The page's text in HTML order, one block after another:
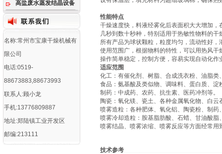
高盐废水蒸发结晶设备
名称:常州市宝康干燥机械有
限公司
电话:0519-
88673883,88673993
联系人:顾小龙
手机:13776809887
地址:郑陆镇工业开发区
邮编:213111
性能特点
干燥速度快，料液经雾化后表面积大大增加
几秒到数十秒种，特别适用于热敏性物料的干
所有产品为球状颗粒，粒度均匀，流动性好
使用范围广，根据物料的特性，可以用热风
操作简单稳定，控制方便，容易实现自动化作
适应范围
化工：有催化剂、树脂、合成洗衣粉、油脂
食品：氨基酸及类似物、调味料、蛋白质、
制药：中成药、农药、抗生素、医药冲剂等。
陶瓷：氧化镁、瓷土、各种金属氧化物、白云
喷雾造粒：各种肥体、氧化铝、陶瓷粉、制
喷雾冷却造粒：胺基脂肪酸、石蜡、甘油酸脂
喷雾结晶、喷雾浓缩、喷雾反应等方面经常用
技术参考